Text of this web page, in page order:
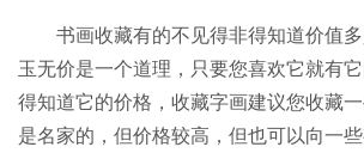
书画收藏有的不见得非得知道价值多
玉无价是一个道理，只要您喜欢它就有
得知道它的价格，收藏字画建议您收藏
是名家的，但价格较高，但也可以向一